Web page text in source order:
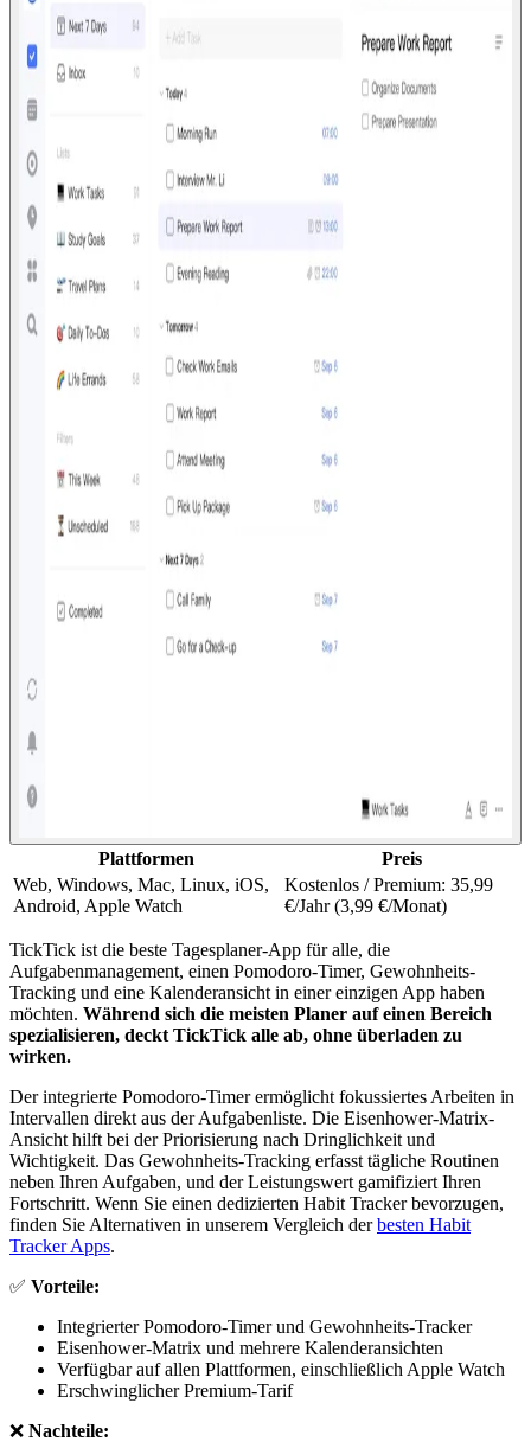
Plattformen
Preis
Web, Windows, Mac, Linux, iOS,
Android, Apple Watch
Kostenlos / Premium: 35,99
€/Jahr (3,99 €/Monat)
TickTick ist die beste Tagesplaner-App für alle, die
Aufgabenmanagement, einen Pomodoro-Timer, Gewohnheits-
Tracking und eine Kalenderansicht in einer einzigen App haben
möchten. Während sich die meisten Planer auf einen Bereich
spezialisieren, deckt TickTick alle ab, ohne überladen zu
wirken.
Der integrierte Pomodoro-Timer ermöglicht fokussiertes Arbeiten in
Intervallen direkt aus der Aufgabenliste. Die Eisenhower-Matrix-
Ansicht hilft bei der Priorisierung nach Dringlichkeit und
Wichtigkeit. Das Gewohnheits-Tracking erfasst tägliche Routinen
neben Ihren Aufgaben, und der Leistungswert gamifiziert Ihren
Fortschritt. Wenn Sie einen dedizierten Habit Tracker bevorzugen,
finden Sie Alternativen in unserem Vergleich derbesten Habit
Tracker Apps.
✅ Vorteile:
Integrierter Pomodoro-Timer und Gewohnheits-Tracker
Eisenhower-Matrix und mehrere Kalenderansichten
Verfügbar auf allen Plattformen, einschließlich Apple Watch
Erschwinglicher Premium-Tarif
❌ Nachteile: